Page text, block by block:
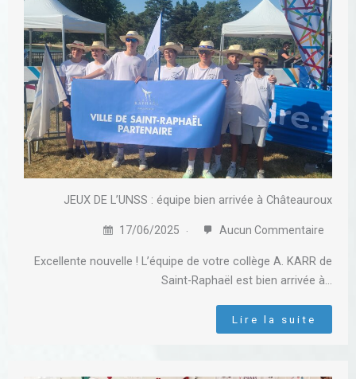
JEUX DE L’UNSS : équipe bien arrivée à Châteauroux
17/06/2025 Aucun Commentaire
Excellente nouvelle ! L’équipe de votre collège A. KARR de
Saint-Raphaël est bien arrivée à…
Lire la suite